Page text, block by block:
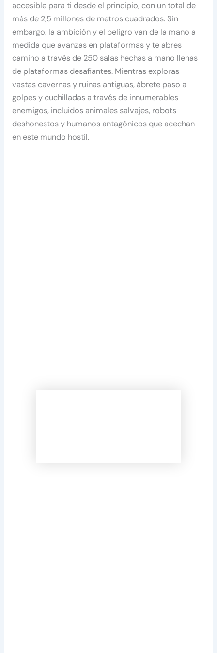
accesible para ti desde el principio, con un total de
más de 2,5 millones de metros cuadrados. Sin
embargo, la ambición y el peligro van de la mano a
medida que avanzas en plataformas y te abres
camino a través de 250 salas hechas a mano llenas
de plataformas desafiantes. Mientras exploras
vastas cavernas y ruinas antiguas, ábrete paso a
golpes y cuchilladas a través de innumerables
enemigos, incluidos animales salvajes, robots
deshonestos y humanos antagónicos que acechan
en este mundo hostil.